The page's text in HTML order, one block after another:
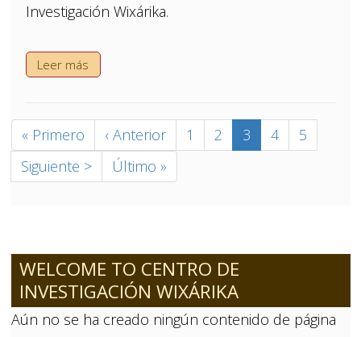
Investigación Wixárika.
Leer más
Paginación
Primera
página
« Primero
Página
anterior
‹ Anterior Página
1 Página
2
Página
actual
3 Página
4 Página
5
Siguiente
página
Siguiente >
Última
página
Último »
WELCOME TO CENTRO DE
INVESTIGACIÓN WIXÁRIKA
Aún no se ha creado ningún contenido de página